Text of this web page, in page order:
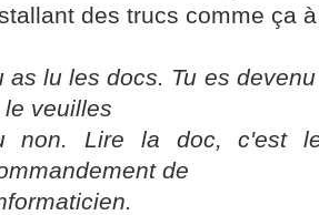
des trucs comme ça
as lu les docs. Tu es
le veuilles
non. Lire la doc, c'est
de